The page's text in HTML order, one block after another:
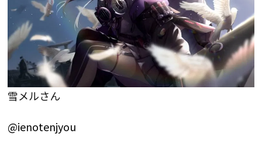
雪メルさん
@ienotenjyou